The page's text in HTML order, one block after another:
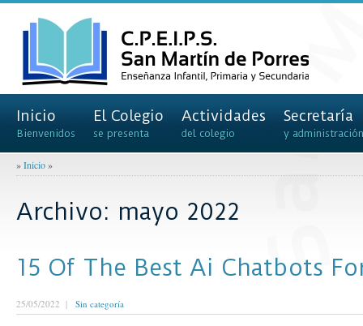
Inicio
Bienvenidos
El Colegio
se presenta
Actividades
del colegio
Secretaría
y administración
»Inicio»
Archivo: mayo 2022
15 Of The Best Ai Chatbots
25/05/2022 | Sin categoría